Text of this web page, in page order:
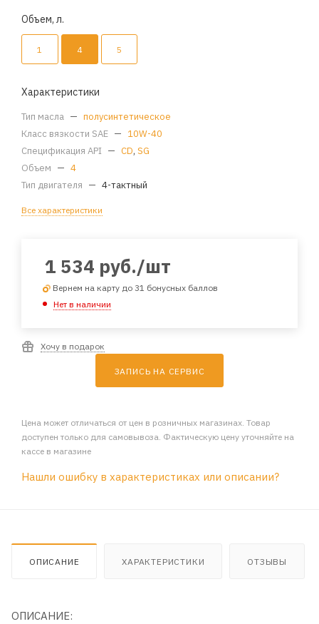
Объем, л.
1 4 5
Характеристики
Тип масла — полусинтетическое
Класс вязкости SAE — 10W-40
Спецификация API — CD, SG
Объем — 4
Тип двигателя — 4-тактный
Все характеристики
1 534 руб./шт
Вернем на карту до 31 бонусных баллов
Нет в наличии
Хочу в подарок
ЗАПИСЬ НА СЕРВИС
Цена может отличаться от цен в розничных магазинах. Товар
доступен только для самовывоза. Фактическую цену уточняйте на
кассе в магазине
Нашли ошибку в характеристиках или описании?
ОПИСАНИЕ ХАРАКТЕРИСТИКИ ОТЗЫВЫ
ОПИСАНИЕ: